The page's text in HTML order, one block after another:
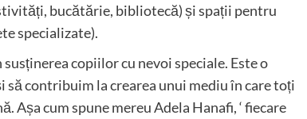
bucătărie, bibliotecă) și spații pentru
specializate).
copiilor cu nevoi speciale. Este o
contribuim la crearea unui mediu în care toți
Așa cum spune mereu Adela Hanafi, ‘ fiecare